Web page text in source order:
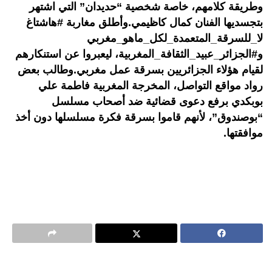
وطريقة كلامهم، خاصة شخصية “حديدان” التي اشتهر
بتجسديها الفنان كمال كاظيمي.وأطلق مغاربة #هاشتاغ
لا_للسرقة_المتعمدة_لكل_ماهو_مغربي
و#الجزائر_عبيد_الثقافة_المغربية، ليعبروا عن استنكارهم
لقيام هؤلاء الجزائريين بسرقة عمل مغربي.وطالب بعض
رواد مواقع التواصل، المخرجة المغربية فاطمة علي
بوبكدي برفع دعوى قضائية ضد أصحاب مسلسل
“بوصندوق”، لأنهم قاموا بسرقة فكرة مسلسلها دون أخذ
موافقتها.